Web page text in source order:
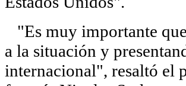
"Es muy importante
a la situación y
internacional", resaltó el